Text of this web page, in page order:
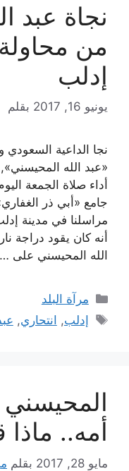
نجاة عبد
من
إدلب
يونيو 16, 2017 بقلم
نجا الداعية
«عبد الله
جامع «أبي ذر
مراسلنا في مدينة
أنه كان يقود دراجة
الله المحيسني على …
التصنيفات
مرآة البلد
الوسوم
إدلب, انتحاري,
أمه.. ماذا
مايو 28, 2017 بقلم